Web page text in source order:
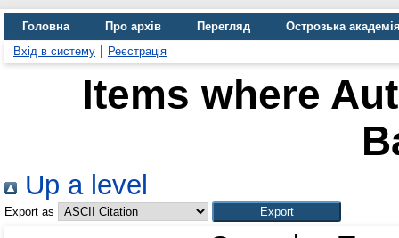
Головна Про архів Перегляд
Острозька
Вхід в систему
Реєстрація
Items where
Up a level
Export as